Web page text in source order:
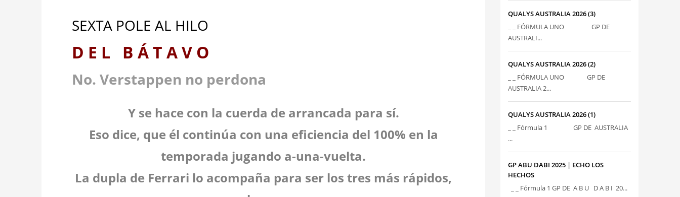
SEXTA POLE AL HILO
D E L B Á T A V O
No. Verstappen no perdona
Y se hace con la cuerda de arrancada para sí.
Eso dice, que él continúa con una eficiencia del 100% en la
temporada jugando a-una-vuelta.
La dupla de Ferrari lo acompaña para ser los tres más rápidos,
QUALYS AUSTRALIA 2026 (3)
_ _ FÓRMULA UNO GP DE
AUSTRALI...
QUALYS AUSTRALIA 2026 (2)
_ _ FÓRMULA UNO GP DE
AUSTRALIA 2...
QUALYS AUSTRALIA 2026 (1)
_ _ Fórmula 1 GP DE AUSTRALIA
...
GP ABU DABI 2025 | ECHO LOS
HECHOS
_ _ Fórmula 1 GP DE A B U D A B I 20...